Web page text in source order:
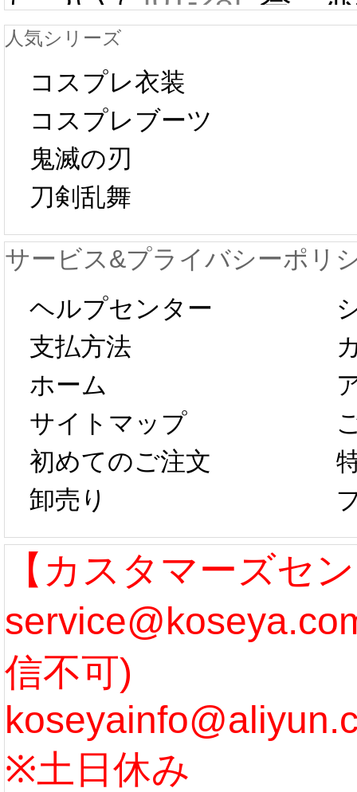
中国旧正月の影
響で2024年2月5
日から工場生産
が一時停止いた
します。 2月5日
以後のご注文
は、2月25日か
らコスプレ制
作、発送予定と
なります。 ...
[more]
プレ
新春
字半
第二
たし
ル期
まで
う...
人気シリーズ
コスプレ衣装
コスプレブーツ
鬼滅の刃
刀剣乱舞
サービス&プライバシーポリ
ヘルプセンター
支払方法
ホーム
サイトマップ
初めてのご注文
卸売り
【カスタマーズセ
信不可)
※土日休み